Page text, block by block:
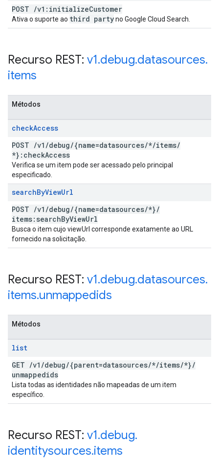
POST /v1:initializeCustomer
Ativa o suporte ao third partyno Google Cloud Search.
Recurso REST: v1.debug.datasources.
items
Métodos
checkAccess
POST /v1 /debug/{name=datasources/*/items/
*}:checkAccess
Verifica se um item pode ser acessado pelo principal
especificado.
searchByViewUrl
POST /v1 /debug/{name=datasources/*}/
items:searchByViewUrl
Busca o item cujo viewUrl corresponde exatamente ao URL
fornecido na solicitação.
Recurso REST: v1.debug.datasources.
items.unmappedids
Métodos
list
GET /v1 /debug/{parent=datasources/*/items/*}/
unmappedids
Lista todas as identidades não mapeadas de um item
específico.
Recurso REST: v1.debug.
identitysources.items